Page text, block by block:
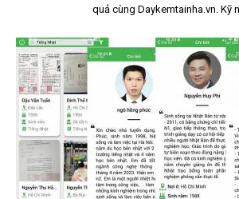
quả cùng Daykemtainha.vn. Kỹ